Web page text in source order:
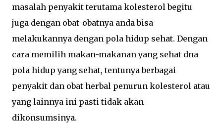
masalah penyakit terutama kolesterol begitu
juga dengan obat-obatnya anda bisa
melakukannya dengan pola hidup sehat. Dengan
cara memilih makan-makanan yang sehat dna
pola hidup yang sehat, tentunya berbagai
penyakit dan obat herbal penurun kolesterol atau
yang lainnya ini pasti tidak akan
dikonsumsinya.